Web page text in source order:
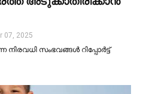
07, 2025
നിരവധി സംഭവങ്ങള്‍ റിപ്പോർട്ട്